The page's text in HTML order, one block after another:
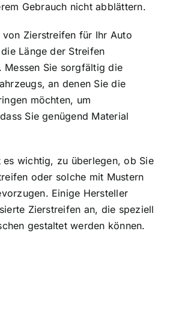
Gebrauch nicht abblättern.
von Zierstreifen für Ihr Auto
Länge der Streifen
Messen Sie sorgfältig die
an denen Sie die
möchten, um
Sie genügend Material
es wichtig, zu überlegen, ob Sie
oder solche mit Mustern
Einige Hersteller
Zierstreifen an, die speziell
gestaltet werden können.